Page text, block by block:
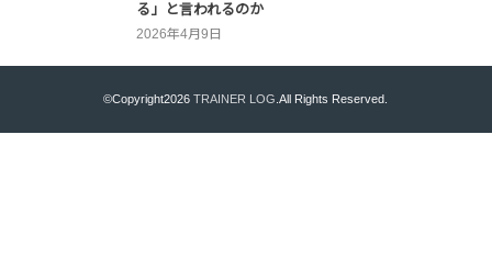
る」と言われるのか
2026年4月9日
©Copyright2026TRAINER LOG .All Rights Reserved.